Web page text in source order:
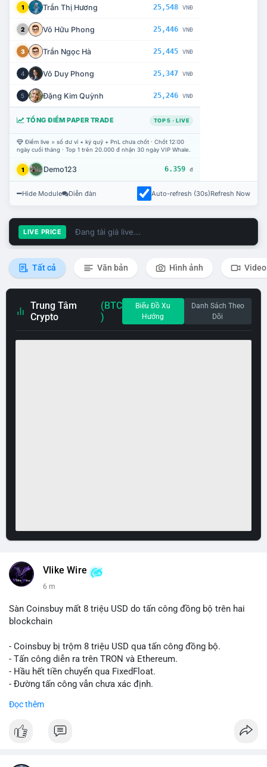
1 Trần Thị Hương 25,548 VNĐ
2 Võ Hữu Phong 25,446 VNĐ
3 Trần Ngọc Hà 25,445 VNĐ
4 Võ Duy Phong 25,347 VNĐ
5 Đặng Kim Quỳnh 25,246 VNĐ
TỔNG ĐIỂM PAPER TRADE TOP 5 · LIVE
Điểm live = số dư ví + ký quỹ + PnL chưa chốt · Chốt 12:00
ngày cuối tháng · Top 1 trên 20.000 đ nhận 30 ngày VIP Whale.
1 Demo123 6.359 đ
Hide Module Diễn đàn Auto-refresh (30s)Refresh Now
LIVE PRICE Đang tải giá live...
Tất cả Văn bản Hình ảnh Video
Trung Tâm
Crypto
(BTC
)
Biểu Đồ Xu
Hướng
Danh Sách Theo
Dõi
Vlike Wire
6 m
Sàn Coinsbuy mất 8 triệu USD do tấn công đồng bộ trên hai
blockchain
- Coinsbuy bị trộm 8 triệu USD qua tấn công đồng bộ.
- Tấn công diễn ra trên TRON và Ethereum.
- Hầu hết tiền chuyển qua FixedFloat.
- Đường tấn công vẫn chưa xác định.
#binancesquare
$trx $eth
Đọc thêm